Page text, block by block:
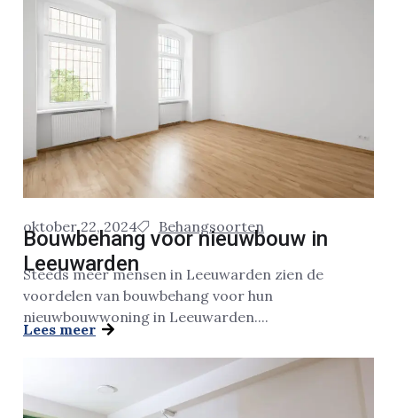
oktober 22, 2024 Behangsoorten
Bouwbehang voor nieuwbouw in
Leeuwarden
Steeds meer mensen in Leeuwarden zien de
voordelen van bouwbehang voor hun
nieuwbouwwoning in Leeuwarden....
Lees meer